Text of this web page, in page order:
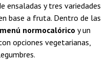
ensaladas y tres variedades
base a fruta. Dentro de las
menú normocalórico y un
opciones vegetarianas,